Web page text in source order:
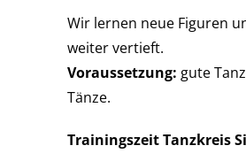
Wir lernen neue Figuren
weiter vertieft.
Voraussetzung: gute
Tänze.
Trainingszeit Tanzkreis